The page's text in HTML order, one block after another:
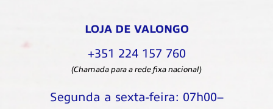
LOJA DE VALONGO
+351 224 157 760
(Chamada para a rede fixa nacional)
Segunda a sexta-feira: 07h00–